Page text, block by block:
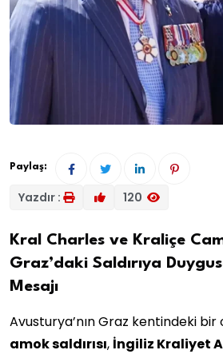
Paylaş:
Yazdır : 120
Kral Charles ve Kraliçe
Graz’daki Saldırıya
Mesajı
Avusturya’nın Graz kentindeki
amok saldırısı, İngiliz Kraliyet